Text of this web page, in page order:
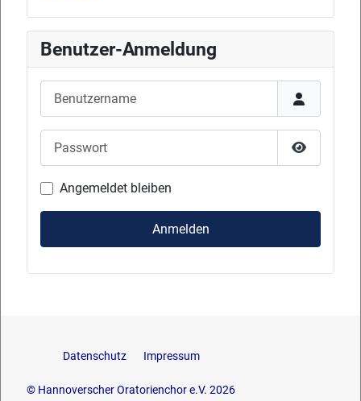
Benutzer-Anmeldung
Passwort
Angemeldet bleiben
Anmelden
Datenschutz Impressum
© Hannoverscher Oratorienchor e.V. 2026